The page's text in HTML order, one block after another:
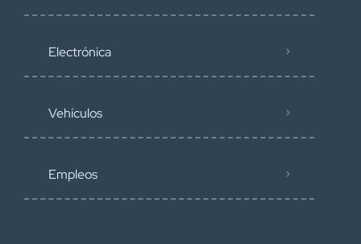
Electrónica
Vehículos
Empleos